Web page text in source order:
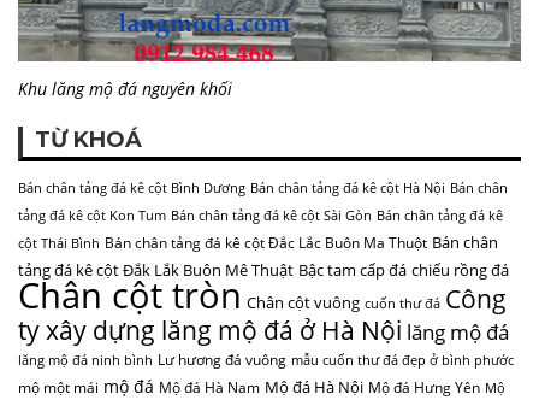
Khu lăng mộ đá nguyên khối
TỪ KHOÁ
Bán chân tảng đá kê cột Bình Dương Bán chân tảng đá kê cột Hà Nội Bán chân
tảng đá kê cột Kon Tum Bán chân tảng đá kê cột Sài Gòn Bán chân tảng đá kê
cột Thái Bình Bán chân tảng đá kê cột Đắc Lắc Buôn Ma Thuột Bán chân
tảng đá kê cột Đắk Lắk Buôn Mê Thuật Bậc tam cấp đá chiếu rồng đá
Chân cột tròn Chân cột vuông cuốn thư đá Công
ty xây dựng lăng mộ đá ở Hà Nội lăng mộ đá
lăng mộ đá ninh bình Lư hương đá vuông mẫu cuốn thư đá đẹp ở bình phước
mộ một mái mộ đá Mộ đá Hà Nam Mộ đá Hà Nội Mộ đá Hưng Yên Mộ